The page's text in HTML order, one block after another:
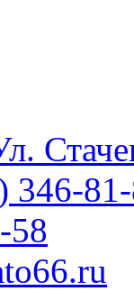
346-
58